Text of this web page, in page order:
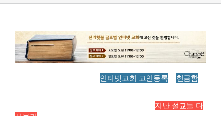
인터넷교회 교인등록 헌금함
지난 설교들 다